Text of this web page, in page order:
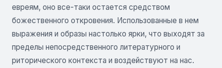
евреям, оно все-таки остается средством
божественного откровения. Использованные в нем
выражения и образы настолько ярки, что выходят за
пределы непосредственного литературного и
риторического контекста и воздействуют на нас.